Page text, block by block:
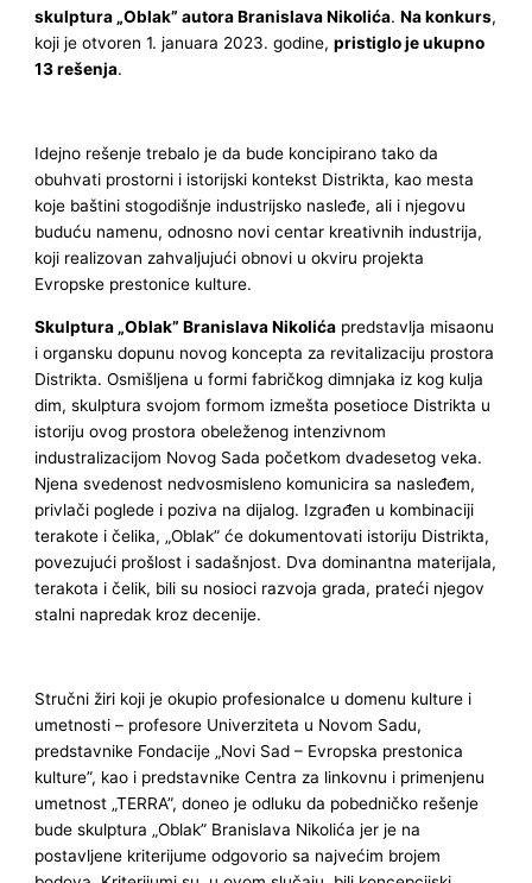
skulptura „Oblak” autora Branislava Nikolića.Na konkurs,
koji je otvoren 1. januara 2023. godine,pristiglo je ukupno
13 rešenja.
Idejno rešenje trebalo je da bude koncipirano tako da
obuhvati prostorni i istorijski kontekst Distrikta, kao mesta
koje baštini stogodišnje industrijsko nasleđe, ali i njegovu
buduću namenu, odnosno novi centar kreativnih industrija,
koji realizovan zahvaljujući obnovi u okviru projekta
Evropske prestonice kulture.
Skulptura „Oblak” Branislava Nikolića predstavlja misaonu
i organsku dopunu novog koncepta za revitalizaciju prostora
Distrikta. Osmišljena u formi fabričkog dimnjaka iz kog kulja
dim, skulptura svojom formom izmešta posetioce Distrikta u
istoriju ovog prostora obeleženog intenzivnom
industralizacijom Novog Sada početkom dvadesetog veka.
Njena svedenost nedvosmisleno komunicira sa nasleđem,
privlači poglede i poziva na dijalog. Izgrađen u kombinaciji
terakote i čelika, „Oblak” će dokumentovati istoriju Distrikta,
povezujući prošlost i sadašnjost. Dva dominantna materijala,
terakota i čelik, bili su nosioci razvoja grada, prateći njegov
stalni napredak kroz decenije.
Stručni žiri koji je okupio profesionalce u domenu kulture i
umetnosti – profesore Univerziteta u Novom Sadu,
predstavnike Fondacije „Novi Sad – Evropska prestonica
kulture”, kao i predstavnike Centra za linkovnu i primenjenu
umetnost „TERRA”, doneo je odluku da pobedničko rešenje
bude skulptura „Oblak” Branislava Nikolića jer je na
postavljene kriterijume odgovorio sa najvećim brojem